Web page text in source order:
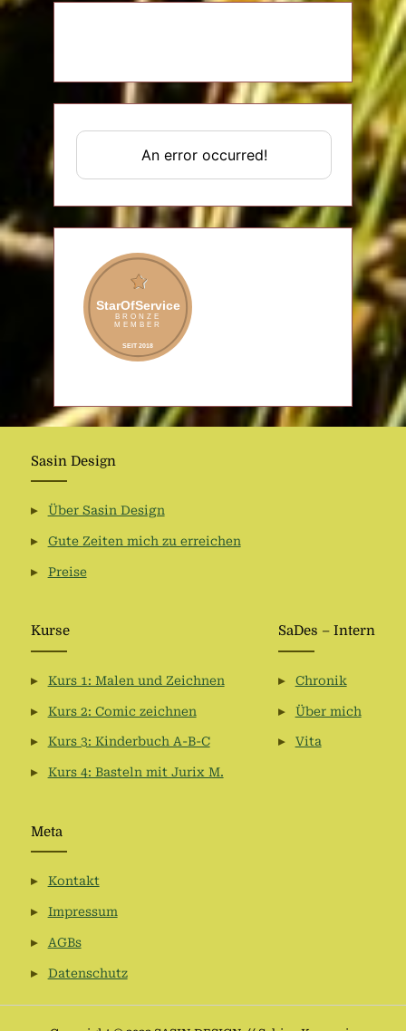
Sasin Design
Über Sasin Design
Gute Zeiten mich zu erreichen
Preise
Kurse
Kurs 1: Malen und Zeichnen
Kurs 2: Comic zeichnen
Kurs 3: Kinderbuch A-B-C
Kurs 4: Basteln mit Jurix M.
SaDes – Intern
Chronik
Über mich
Vita
Meta
Kontakt
Impressum
AGBs
Datenschutz